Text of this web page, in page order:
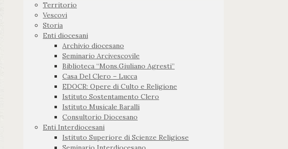
Territorio
Vescovi
Storia
Enti diocesani
Archivio diocesano
Seminario Arcivescovile
Biblioteca “Mons.Giuliano Agresti”
Casa Del Clero – Lucca
EDOCR: Opere di Culto e Religione
Istituto Sostentamento Clero
Istituto Musicale Baralli
Consultorio Diocesano
Enti Interdiocesani
Istituto Superiore di Scienze Religiose